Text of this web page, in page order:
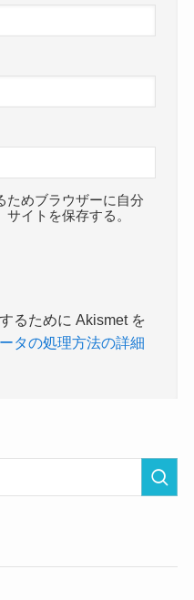
ためブラウザーに自分
イトを保存する。
るために Akismet を
タの処理方法の詳細